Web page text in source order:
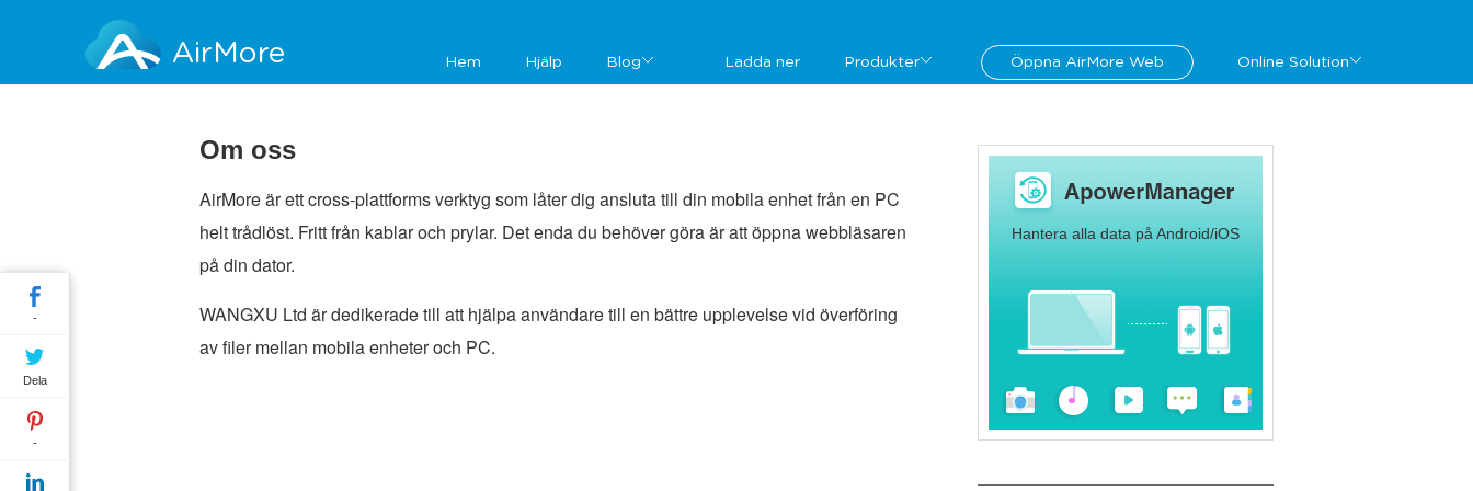
AirMore Hem Hjälp Blog Ladda ner Produkter Öppna AirMore Web Online Solution
Om oss
AirMore är ett cross-plattforms verktyg som låter dig ansluta till din mobila enhet från en PC
helt trådlöst. Fritt från kablar och prylar. Det enda du behöver göra är att öppna webbläsaren
på din dator.
WANGXU Ltd är dedikerade till att hjälpa användare till en bättre upplevelse vid överföring
av filer mellan mobila enheter och PC.
Hantera alla data på Android/iOS
-
Dela
-